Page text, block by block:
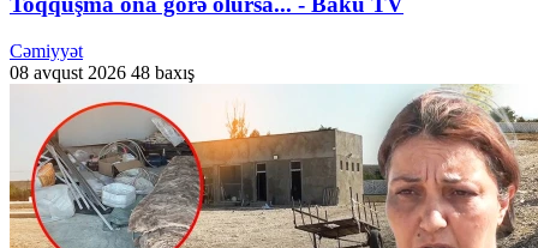
Cəmiyyət
08 avqust 2026 48 baxış